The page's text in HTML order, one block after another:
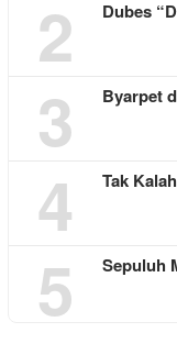
2 Dubes
3 Byarpet
4 Tak
5 Sepuluh